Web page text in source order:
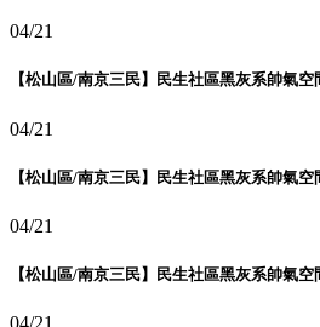
04/21
【松山區/南京三民】民生社區黑灰系帥氣
04/21
【松山區/南京三民】民生社區黑灰系帥氣
04/21
【松山區/南京三民】民生社區黑灰系帥氣